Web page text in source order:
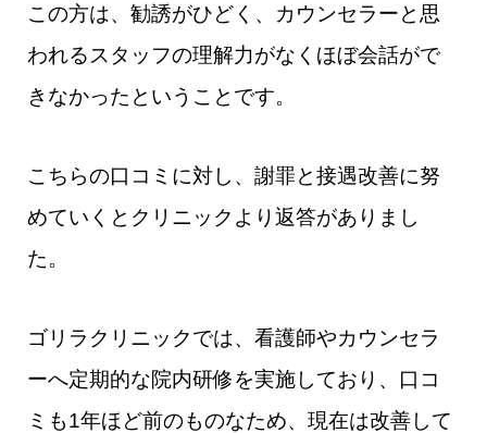
この方は、勧誘がひどく、カウンセラーと思
われるスタッフの理解力がなくほぼ会話がで
きなかったということです。
こちらの口コミに対し、謝罪と接遇改善に努
めていくとクリニックより返答がありまし
た。
ゴリラクリニックでは、看護師やカウンセラ
ーへ定期的な院内研修を実施しており、口コ
ミも1年ほど前のものなため、現在は改善して